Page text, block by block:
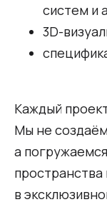
систем и
3D-
Каждый
Мы не
а
в